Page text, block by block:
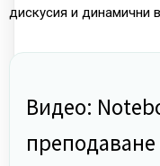
дискусия и динамични
Видео:
преподаване